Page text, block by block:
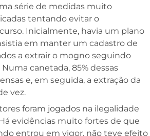
série de medidas muito
tentando evitar o
Inicialmente, havia um plano
em manter um cadastro de
a extrair o mogno seguindo
canetada, 85% dessas
e, em seguida, a extração da
vez.
foram jogados na ilegalidade
evidências muito fortes de que
entrou em vigor, não teve efeito